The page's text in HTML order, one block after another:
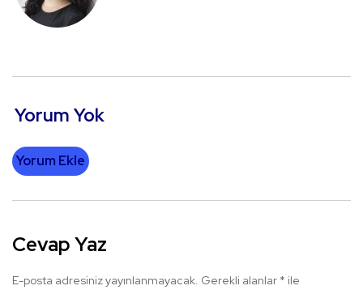
Yorum Yok
Yorum Ekle
Cevap Yaz
E-posta adresiniz yayınlanmayacak. Gerekli alanlar * ile